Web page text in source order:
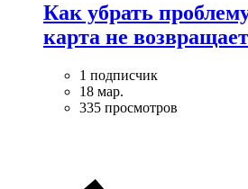
Как убрать
карта не
1 подписчик
18 мар.
335 просмотров